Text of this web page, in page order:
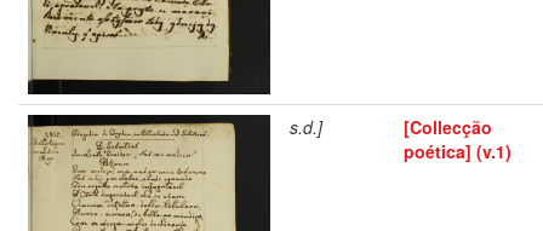
s.d.]
[Collecção
poética] (v.1)